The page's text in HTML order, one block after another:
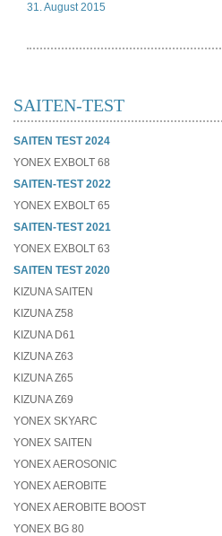
31. August 2015
SAITEN-TEST
SAITEN TEST 2024
YONEX EXBOLT 68
SAITEN-TEST 2022
YONEX EXBOLT 65
SAITEN-TEST 2021
YONEX EXBOLT 63
SAITEN TEST 2020
KIZUNA SAITEN
KIZUNA Z58
KIZUNA D61
KIZUNA Z63
KIZUNA Z65
KIZUNA Z69
YONEX SKYARC
YONEX SAITEN
YONEX AEROSONIC
YONEX AEROBITE
YONEX AEROBITE BOOST
YONEX BG 80